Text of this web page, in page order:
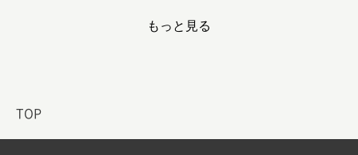
TOP
スタックエンジニアとしての案件や求人もあります。 JavaScriptについて
・JavaScriptによるWebフロントエンド開発のスキル
・HTML、CSS、JavaScriptを使ったWebサイトやWebアプリケーションの
もっと見る